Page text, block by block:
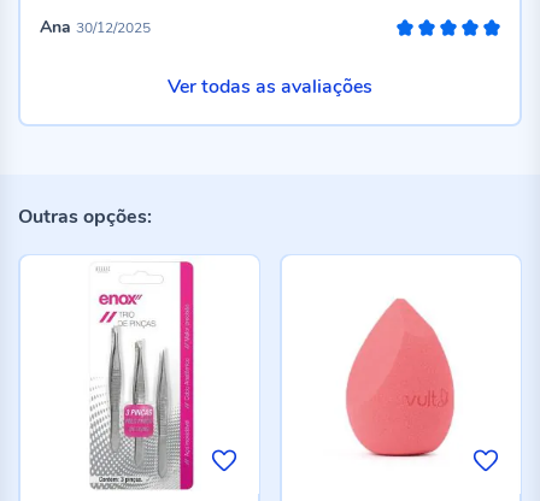
Ana 30/12/2025
Ver todas as avaliações
Outras opções: